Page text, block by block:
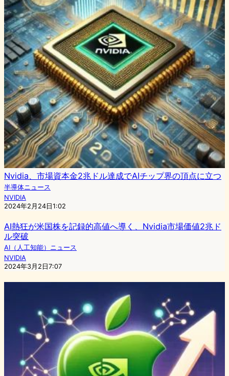
Nvidia、市場資本金2兆ドル達成でAIチップ界の頂点に立つ
半導体ニュース
NVIDIA
2024年2月24日1:02
AI熱狂が米国株を記録的高値へ導く、Nvidia市場価値2兆ド
ル突破
AI（人工知能）ニュース
NVIDIA
2024年3月2日7:07